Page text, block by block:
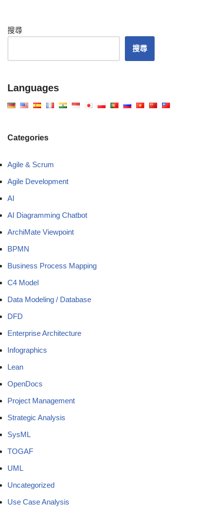
搜尋
搜尋
Languages
Categories
Agile & Scrum
Agile Development
AI
AI Diagramming Chatbot
ArchiMate Viewpoint
BPMN
Business Process Mapping
C4 Model
Data Modeling / Database
DFD
Enterprise Architecture
Infographics
Lean
OpenDocs
Project Management
Strategic Analysis
SysML
TOGAF
UML
Uncategorized
Use Case Analysis